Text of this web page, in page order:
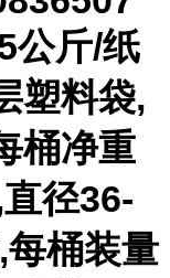
公斤/纸
塑料袋,
桶净重
径36-
桶装量